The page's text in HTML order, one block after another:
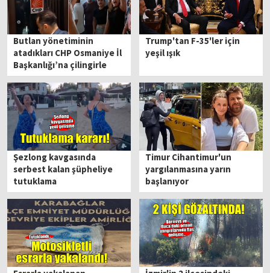
Butlan yönetiminin
atadıkları CHP Osmaniye İl
Başkanlığı’na çilingirle
girdi
Trump'tan F-35'ler için
yeşil ışık
Şezlong kavgasında
serbest kalan şüpheliye
tutuklama
Timur Cihantimur'un
yargılanmasına yarın
başlanıyor